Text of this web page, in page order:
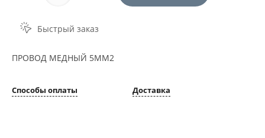
Быстрый заказ
ПРОВОД МЕДНЫЙ 5ММ2
Способы оплаты Доставка